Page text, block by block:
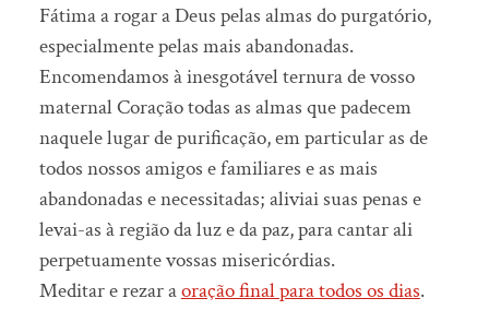
Fátima a rogar a Deus pelas almas do purgatório,
especialmente pelas mais abandonadas.
Encomendamos à inesgotável ternura de vosso
maternal Coração todas as almas que padecem
naquele lugar de purificação, em particular as de
todos nossos amigos e familiares e as mais
abandonadas e necessitadas; aliviai suas penas e
levai-as à região da luz e da paz, para cantar ali
perpetuamente vossas misericórdias.
Meditar e rezar aoração final para todos os dias.